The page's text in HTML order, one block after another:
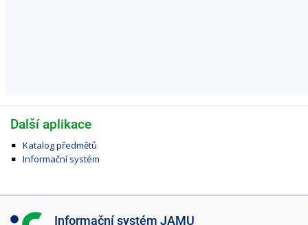
Další aplikace
Katalog předmětů
Informační systém
I Informační systém JAMU